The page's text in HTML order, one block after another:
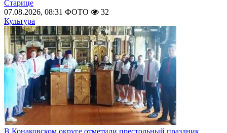
Старице
07.08.2026, 08:31 ФОТО
32
Культура
В Конаковском округе отметили престольный праздник